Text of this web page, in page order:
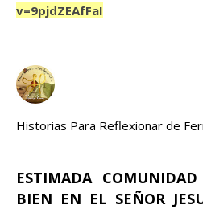
v=9pjdZEAfFaI
Historias Para Reflexionar de
ESTIMADA
BIEN EN EL SEÑOR